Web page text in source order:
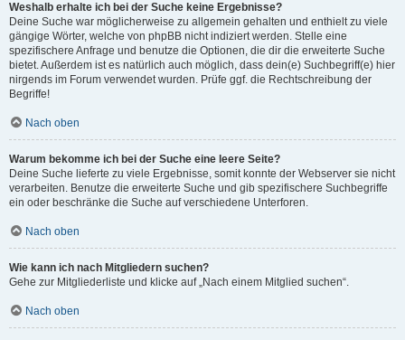
Weshalb erhalte ich bei der Suche keine Ergebnisse?
Deine Suche war möglicherweise zu allgemein gehalten und enthielt zu viele
gängige Wörter, welche von phpBB nicht indiziert werden. Stelle eine
spezifischere Anfrage und benutze die Optionen, die dir die erweiterte Suche
bietet. Außerdem ist es natürlich auch möglich, dass dein(e) Suchbegriff(e) hier
nirgends im Forum verwendet wurden. Prüfe ggf. die Rechtschreibung der
Begriffe!
Nach oben
Warum bekomme ich bei der Suche eine leere Seite?
Deine Suche lieferte zu viele Ergebnisse, somit konnte der Webserver sie nicht
verarbeiten. Benutze die erweiterte Suche und gib spezifischere Suchbegriffe
ein oder beschränke die Suche auf verschiedene Unterforen.
Nach oben
Wie kann ich nach Mitgliedern suchen?
Gehe zur Mitgliederliste und klicke auf „Nach einem Mitglied suchen“.
Nach oben